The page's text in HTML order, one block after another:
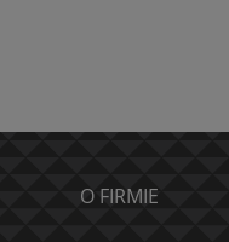
O FIRMIE